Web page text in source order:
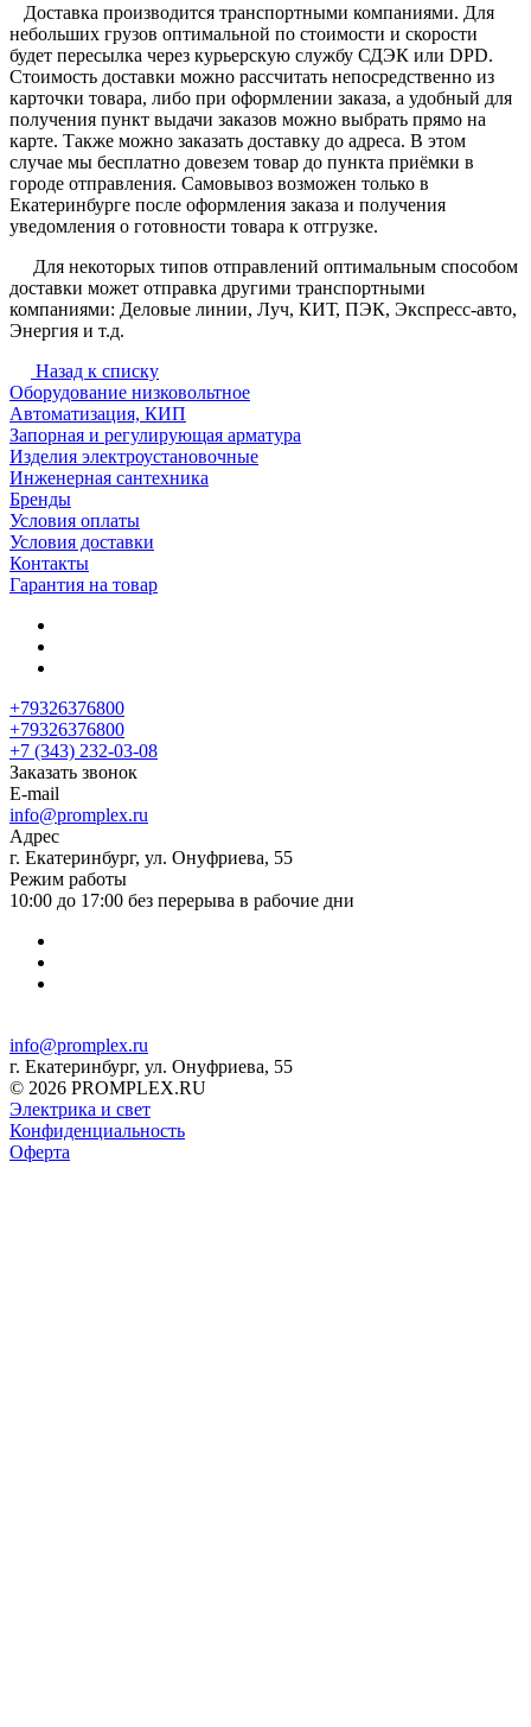
Доставка производится транспортными компаниями. Для
небольших грузов оптимальной по стоимости и скорости
будет пересылка через курьерскую службу СДЭК или DPD.
Стоимость доставки можно рассчитать непосредственно из
карточки товара, либо при оформлении заказа, а удобный для
получения пункт выдачи заказов можно выбрать прямо на
карте. Также можно заказать доставку до адреса. В этом
случае мы бесплатно довезем товар до пункта приёмки в
городе отправления. Самовывоз возможен только в
Екатеринбурге после оформления заказа и получения
уведомления о готовности товара к отгрузке.
Для некоторых типов отправлений оптимальным способом
доставки может отправка другими транспортными
компаниями: Деловые линии, Луч, КИТ, ПЭК, Экспресс-авто,
Энергия и т.д.
Назад к списку
Оборудование низковольтное
Автоматизация, КИП
Запорная и регулирующая арматура
Изделия электроустановочные
Инженерная сантехника
Бренды
Условия оплаты
Условия доставки
Контакты
Гарантия на товар
+79326376800
+79326376800
+7 (343) 232-03-08
Заказать звонок
E-mail
info@promplex.ru
Адрес
г. Екатеринбург, ул. Онуфриева, 55
Режим работы
10:00 до 17:00 без перерыва в рабочие дни
info@promplex.ru
г. Екатеринбург, ул. Онуфриева, 55
© 2026 PROMPLEX.RU
Электрика и свет
Конфиденциальность
Оферта